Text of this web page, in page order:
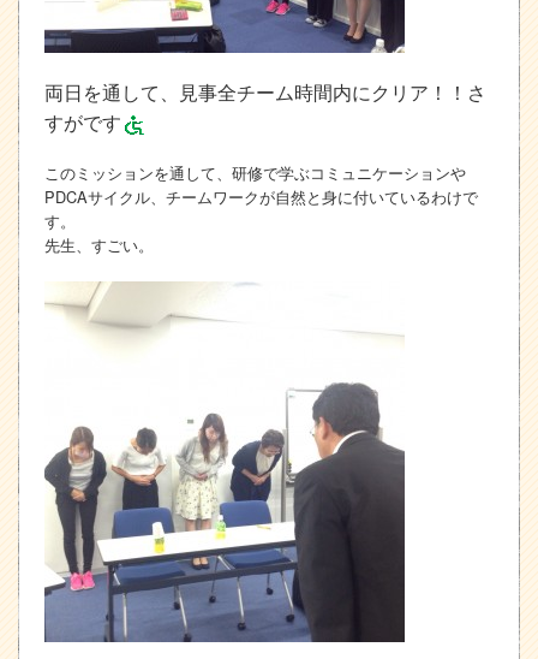
両日を通して、見事全チーム時間内にクリア！！さ
すがです
このミッションを通して、研修で学ぶコミュニケーションや
PDCAサイクル、チームワークが自然と身に付いているわけで
す。
先生、すごい。